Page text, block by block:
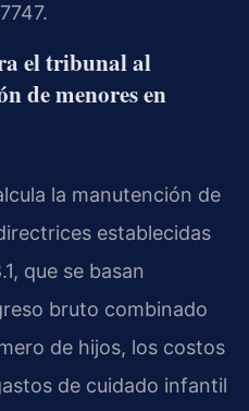
el tribunal al
de menores en
la manutención de
establecidas
que se basan
bruto combinado
de hijos, los costos
de cuidado infantil